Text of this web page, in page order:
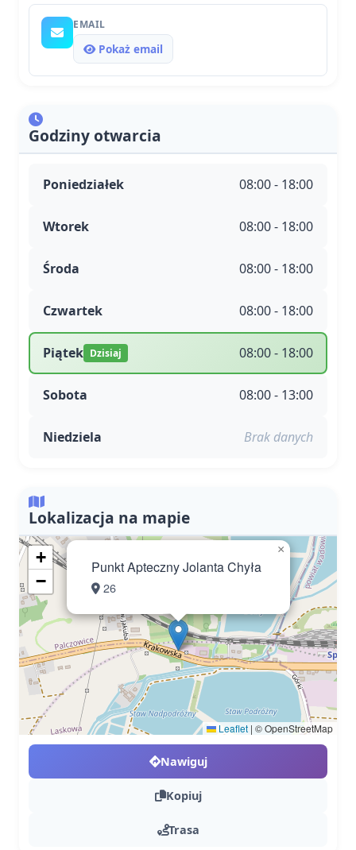
EMAIL
Pokaż email
Godziny otwarcia
Poniedziałek 08:00 - 18:00
Wtorek 08:00 - 18:00
Środa 08:00 - 18:00
Czwartek 08:00 - 18:00
Piątek Dzisiaj 08:00 - 18:00
Sobota 08:00 - 13:00
Niedziela Brak danych
Lokalizacja na mapie
Punkt Apteczny Jolanta Chyła
26
×
+
−
Leaflet | © OpenStreetMap
Nawiguj
Kopiuj
Trasa